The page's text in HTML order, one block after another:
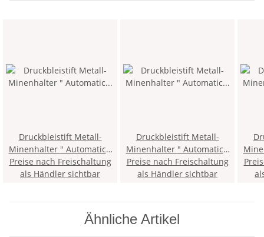
Druckbleistift Metall-
Minenhalter " Automatic "
5,6 x 80 mm Mine - Blau -
inklusive Minenspitzer >
Preise nach Freischaltung
als Händler sichtbar
Druckbleistift Metall-
Minenhalter " Automatic "
5,6 x 80 mm Mine - Grün -
inklusive Minenspitzer >
Preise nach Freischaltung
als Händler sichtbar
5,6
Ähnliche Artikel